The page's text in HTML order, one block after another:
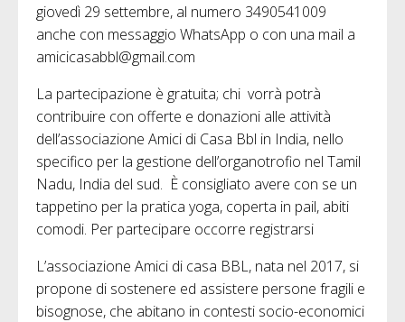
giovedì 29 settembre, al numero 3490541009
anche con messaggio WhatsApp o con una mail a
amicicasabbl@gmail.com
La partecipazione è gratuita; chi vorrà potrà
contribuire con offerte e donazioni alle attività
dell’associazione Amici di Casa Bbl in India, nello
specifico per la gestione dell’organotrofio nel Tamil
Nadu, India del sud. È consigliato avere con se un
tappetino per la pratica yoga, coperta in pail, abiti
comodi. Per partecipare occorre registrarsi
L’associazione Amici di casa BBL, nata nel 2017, si
propone di sostenere ed assistere persone fragili e
bisognose, che abitano in contesti socio-economici